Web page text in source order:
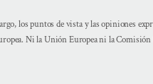
los puntos de vista y las opiniones
Ni la Unión Europea ni la Comisión